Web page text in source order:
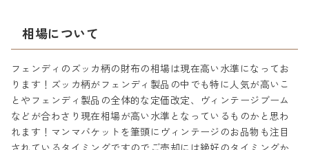
相場について
フェンディのズッカ柄の財布の相場は現在高い水準になってお
ります！ズッカ柄がフェンディ製品の中でも特に人気が高いこ
とやフェンディ製品の全体的な定価改定、ヴィンテージブーム
などが合わさり現在相場が高い水準となっているものかと思わ
れます！マンマバケットを筆頭にヴィンテージのお品物も注目